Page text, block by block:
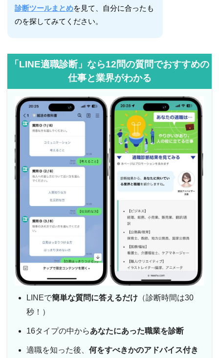
診断ツールまとめを見て、自分に合ったも
のを探してみてください。
「LINE適職診断」なら12問の質問でおすすめの
仕事と業界がわかる
LINEで簡単な質問に答えるだけ （診断時間は30
秒！）
16タイプの中からあなたにあった職業を診断
適職を知った後、 何をすべきかのアドバイス付き